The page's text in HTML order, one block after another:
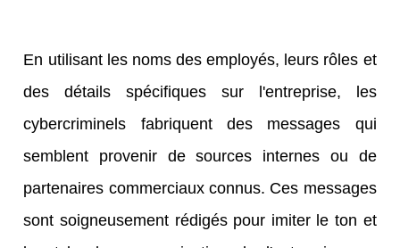
En utilisant les noms des employés, leurs rôles et
des détails spécifiques sur l'entreprise, les
cybercriminels fabriquent des messages qui
semblent provenir de sources internes ou de
partenaires commerciaux connus. Ces messages
sont soigneusement rédigés pour imiter le ton et